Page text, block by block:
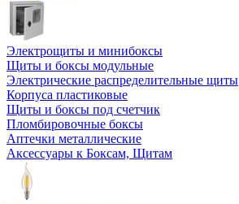
Электрощиты и минибоксы
Щиты и боксы модульные
Электрические распределительные щиты
Корпуса пластиковые
Щиты и боксы под счетчик
Пломбировочные боксы
Аптечки металлические
Аксессуары к Боксам, Щитам